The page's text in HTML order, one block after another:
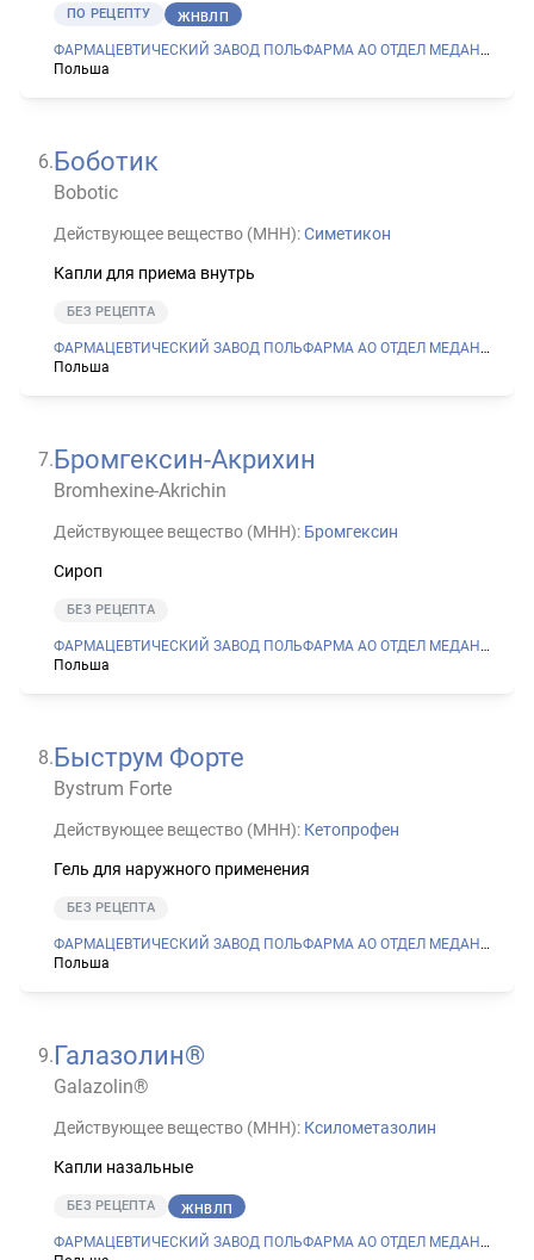
ПО РЕЦЕПТУ ЖНВЛП
ФАРМАЦЕВТИЧЕСКИЙ ЗАВОД ПОЛЬФАРМА АО ОТДЕЛ МЕДАНА В СЕРАДЗЕ
Польша
6.Боботик
Bobotic
Действующее вещество (МНН):Симетикон
Капли для приема внутрь
БЕЗ РЕЦЕПТА
ФАРМАЦЕВТИЧЕСКИЙ ЗАВОД ПОЛЬФАРМА АО ОТДЕЛ МЕДАНА В СЕРАДЗЕ
Польша
7.Бромгексин-Акрихин
Bromhexine-Akrichin
Действующее вещество (МНН): Бромгексин
Сироп
БЕЗ РЕЦЕПТА
ФАРМАЦЕВТИЧЕСКИЙ ЗАВОД ПОЛЬФАРМА АО ОТДЕЛ МЕДАНА В СЕРАДЗЕ
Польша
8.Быструм Форте
Bystrum Forte
Действующее вещество (МНН): Кетопрофен
Гель для наружного применения
БЕЗ РЕЦЕПТА
ФАРМАЦЕВТИЧЕСКИЙ ЗАВОД ПОЛЬФАРМА АО ОТДЕЛ МЕДАНА В СЕРАДЗЕ
Польша
9.Галазолин®
Galazolin®
Действующее вещество (МНН): Ксилометазолин
Капли назальные
БЕЗ РЕЦЕПТА ЖНВЛП
ФАРМАЦЕВТИЧЕСКИЙ ЗАВОД ПОЛЬФАРМА АО ОТДЕЛ МЕДАНА В СЕРАДЗЕ